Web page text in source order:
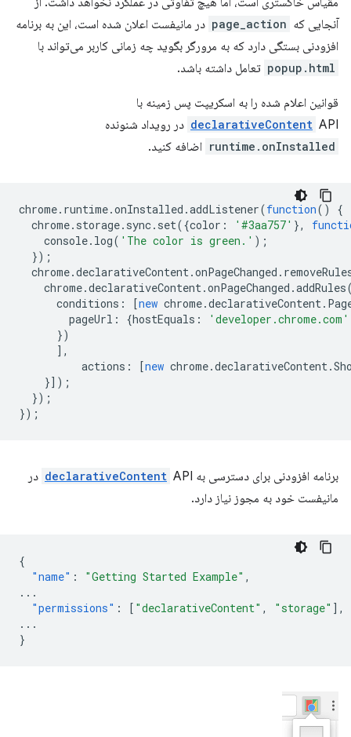
آنجایی که page_action در مانیفست اعلان شده است، این به برنامه
افزودنی بستگی دارد که به مرورگر بگوید چه زمانی کاربر می‌تواند با
popup.html تعامل داشته باشد.
قوانین اعلام شده را به اسکریپت پس زمینه با
declarativeContent API در رویداد شنونده
runtime.onInstalled اضافه کنید.
chrome. runtime.onInstalled .addListener(function()
{
chrome. storage. sync. set({color : '#3aa757' },
console. log( 'The color is green.' );
});
chrome.declarativeContent .onPageChanged .
chrome.declarativeContent .onPageChanged .addRules
conditions : [new chrome.declarativeContent .
pageUrl : {hostEquals : 'developer.chrome.com'
})
],
actions : [new chrome.declarativeContent .
}]);
});
});
برنامه افزودنی برای دسترسی به declarativeContent API در
مانیفست خود به مجوز نیاز دارد.
{
"name" : "Getting Started Example" ,
...
"permissions" : [ "declarativeContent" , "storage" ],
...
}